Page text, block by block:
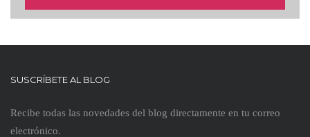
SUSCRÍBETE AL BLOG
Recibe todas las novedades del blog directamente en tu correo
electrónico.